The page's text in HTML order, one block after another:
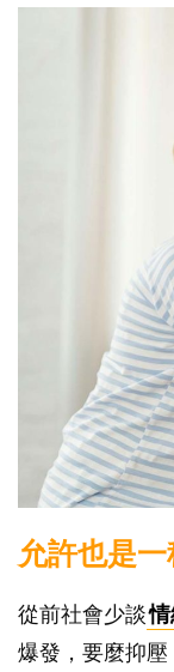
允許也是
從前社會少談
爆發，要麼抑